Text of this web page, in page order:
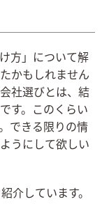
方」について解
かもしれません
社選びとは、結
す。このくらい
できる限りの情
うにして欲しい
介しています。